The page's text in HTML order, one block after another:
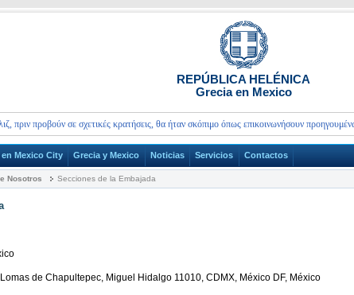
REPÚBLICA HELÉNICA
Grecia en Mexico
προβούν σε σχετικές κρατήσεις, θα ήταν σκόπιμο όπως επικοινωνήσουν προηγουμένως
Mexico City Grecia y Mexico Noticias Servicios Contactos
Nosotros Secciones de la Embajada
de Chapultepec, Miguel Hidalgo 11010, CDMX, México DF, México